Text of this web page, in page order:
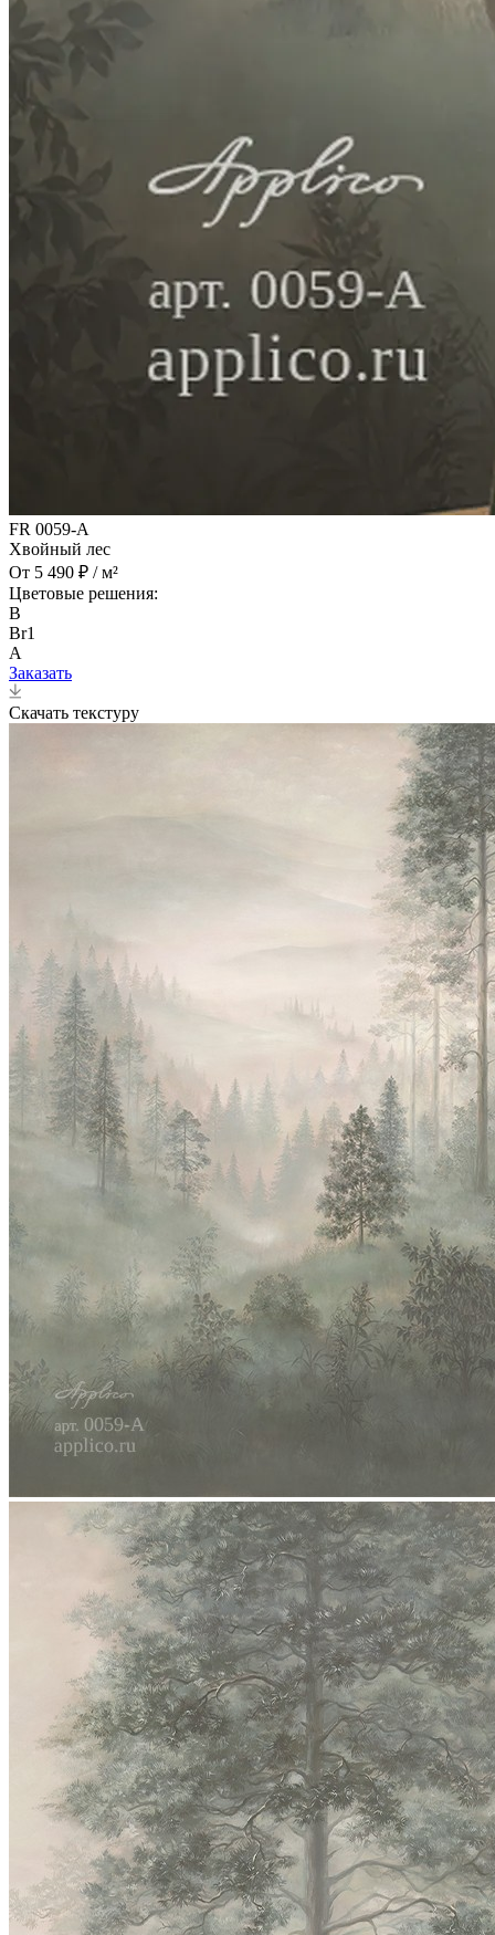
FR 0059-A
Хвойный лес
От 5 490 ₽ / м²
Цветовые решения:
B
Br1
A
Заказать
Скачать текстуру